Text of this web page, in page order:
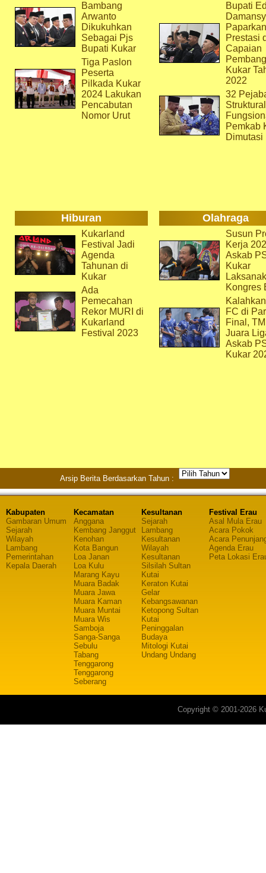
Bambang
Arwanto
Dikukuhkan
Sebagai Pjs
Bupati Kukar
Tiga Paslon
Peserta
Pilkada Kukar
2024 Lakukan
Pencabutan
Nomor Urut
Bupati
Paparkan
Prestasi
Capaian
Kukar
2022
32
Pemkab
Dimutasi
Hiburan Olahraga
Kukarland
Festival Jadi
Agenda
Tahunan di
Kukar
Ada
Pemecahan
Rekor MURI di
Kukarland
Festival 2023
Susun
Kerja
Askab
Kukar
Kongres
FC di
Final,
Juara
Askab
Kukar
Arsip Berita Berdasarkan Tahun :
Kabupaten
Gambaran Umum
Sejarah
Wilayah
Lambang
Pemerintahan
Kepala Daerah
Kecamatan
Anggana
Kembang Janggut
Kenohan
Kota Bangun
Loa Janan
Loa Kulu
Marang Kayu
Muara Badak
Muara Jawa
Muara Kaman
Muara Muntai
Muara Wis
Samboja
Sanga-Sanga
Sebulu
Tabang
Tenggarong
Tenggarong
Seberang
Kesultanan
Sejarah
Lambang
Kesultanan
Wilayah
Kesultanan
Silsilah Sultan
Kutai
Keraton Kutai
Gelar
Kebangsawanan
Ketopong Sultan
Kutai
Peninggalan
Budaya
Mitologi Kutai
Undang Undang
Festival Erau
Asal Mula Erau
Acara Pokok
Acara
Agenda Erau
Peta Lokasi
Copyright © 2001-2026